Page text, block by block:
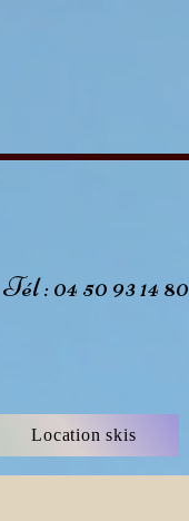
Tél : 04 50 93 14 80
Location skis